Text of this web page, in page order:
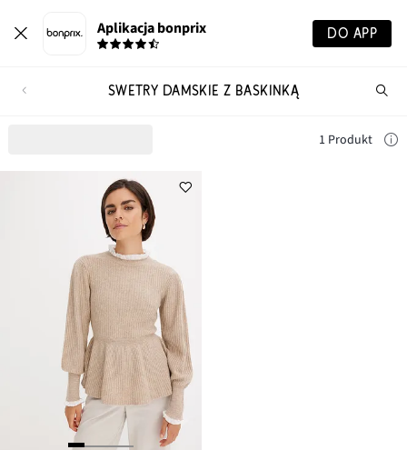
Aplikacja bonprix DO APP
SWETRY DAMSKIE Z BASKINKĄ
1 Produkt